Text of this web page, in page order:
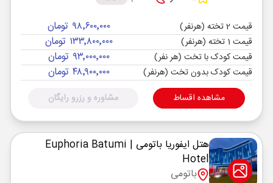
قیمت 2 تخته (هرنفر) ۹۸٬۶۰۰٬۰۰۰ تومان
قیمت 1 تخته (هرنفر) ۱۳۳٬۸۰۰٬۰۰۰ تومان
قیمت کودک با تخت (هر نفر) ۹۳٬۰۰۰٬۰۰۰ تومان
قیمت کودک بدون تخت (هرنفر) ۴۸٬۹۰۰٬۰۰۰ تومان
مشاهده اقساط مشاوره و رزرو رایگان
هتل ایفوریا باتومی
| Euphoria Batumi
Hotel
باتومی